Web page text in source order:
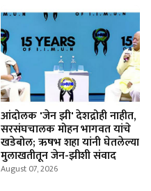
आंदोलक 'जेन झी' देशद्रोही नाहीत,
सरसंघचालक मोहन भागवत यांचे
खडेबोल; ऋषभ शहा यांनी घेतलेल्या
मुलाखतीतून जेन-झीशी संवाद
August 07, 2026